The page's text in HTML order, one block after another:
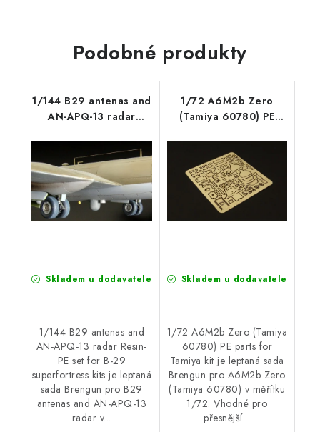
Podobné produkty
1/144 B29 antenas and
AN-APQ-13 radar
superfortress kits
Skladem u dodavatele
1/144 B29 antenas and
AN-APQ-13 radar Resin-
PE set for B-29
superfortress kits je leptaná
sada Brengun pro B29
antenas and AN-APQ-13
radar v...
1/72 A6M2b Zero
(Tamiya 60780) PE
Skladem u dodavatele
1/72 A6M2b Zero (Tamiya
60780) PE parts for
Tamiya kit je leptaná sada
Brengun pro A6M2b Zero
(Tamiya 60780) v měřítku
1/72. Vhodné pro
přesnější...